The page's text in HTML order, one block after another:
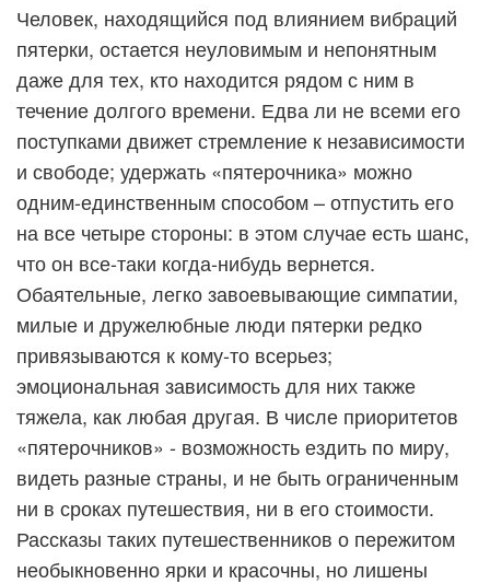
Человек, находящийся под влиянием вибраций
пятерки, остается неуловимым и непонятным
даже для тех, кто находится рядом с ним в
течение долгого времени. Едва ли не всеми его
поступками движет стремление к независимости
и свободе; удержать «пятерочника» можно
одним-единственным способом – отпустить его
на все четыре стороны: в этом случае есть шанс,
что он все-таки когда-нибудь вернется.
Обаятельные, легко завоевывающие симпатии,
милые и дружелюбные люди пятерки редко
привязываются к кому-то всерьез;
эмоциональная зависимость для них также
тяжела, как любая другая. В числе приоритетов
«пятерочников» - возможность ездить по миру,
видеть разные страны, и не быть ограниченным
ни в сроках путешествия, ни в его стоимости.
Рассказы таких путешественников о пережитом
необыкновенно ярки и красочны, но лишены